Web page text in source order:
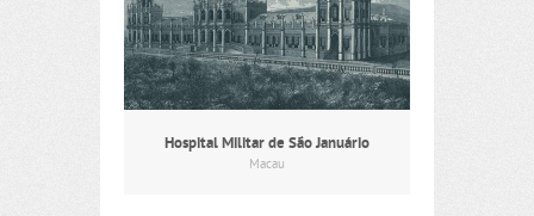
Hospital Militar de São Januário
Macau